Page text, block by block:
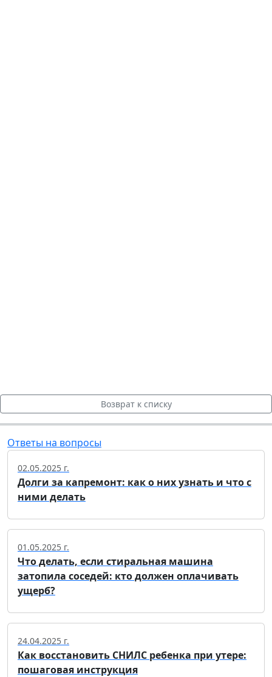
Возврат к списку
Ответы на вопросы
02.05.2025 г.
Долги за капремонт: как о них узнать и что с
ними делать
01.05.2025 г.
Что делать, если стиральная машина
затопила соседей: кто должен оплачивать
ущерб?
24.04.2025 г.
Как восстановить СНИЛС ребенка при утере:
пошаговая инструкция